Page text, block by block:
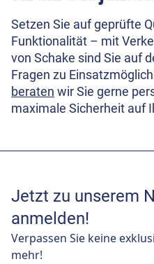
Setzen Sie auf geprüfte
Funktionalität – mit
von Schake sind Sie auf
Fragen zu
beraten wir Sie gerne
maximale Sicherheit auf
Jetzt zu unserem
anmelden!
Verpassen Sie keine
mehr!